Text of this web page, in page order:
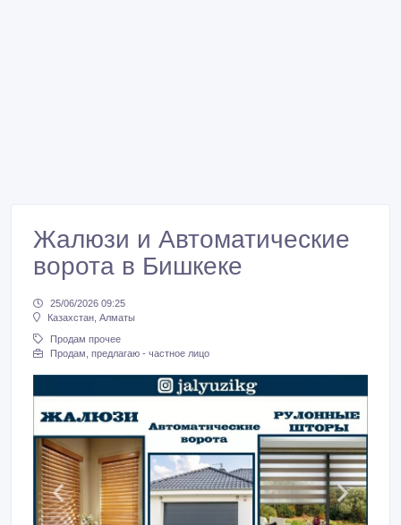
Жалюзи и Автоматические
ворота в Бишкеке
25/06/2026 09:25
Казахстан, Алматы
Продам прочее
Продам, предлагаю - частное лицо